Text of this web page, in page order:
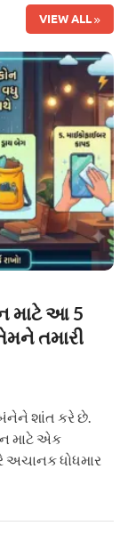
VIEW ALL
માટે આ 5
તમારી
શાંત કરે છે.
માટે એક
અચાનક ધોધમાર